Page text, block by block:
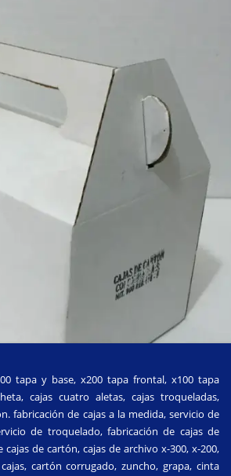
tapa y base, x200 tapa frontal, x100 tapa
cajas cuatro aletas, cajas troqueladas,
fabricación de cajas a la medida, servicio de
de troquelado, fabricación de cajas de
cajas de cartón, cajas de archivo x-300, x-200,
cartón corrugado, zuncho, grapa, cinta